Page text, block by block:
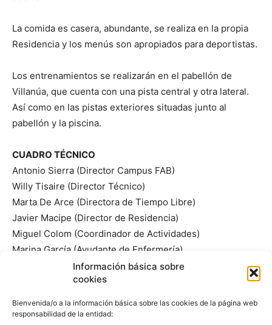
Información básica sobre
cookies
Bienvenida/o a la información básica sobre las cookies de la página web
responsabilidad de la entidad:
La comida es casera, abundante, se realiza en la propia
Residencia y los menús son apropiados para deportistas.
Los entrenamientos se realizarán en el pabellón de
Villanúa, que cuenta con una pista central y otra lateral.
Así como en las pistas exteriores situadas junto al
pabellón y la piscina.
CUADRO TÉCNICO
Antonio Sierra (Director Campus FAB)
Willy Tisaire (Director Técnico)
Marta De Arce (Directora de Tiempo Libre)
Javier Macipe (Director de Residencia)
Miguel Colom (Coordinador de Actividades)
Marina García (Ayudante de Enfermería)
Chela y Sara (Ayudantes de Tiempo Libre)
Entrenadores del cuadro técnico de la FEB:
Vidal Abad (Casademont Zaragoza – El Salvador)